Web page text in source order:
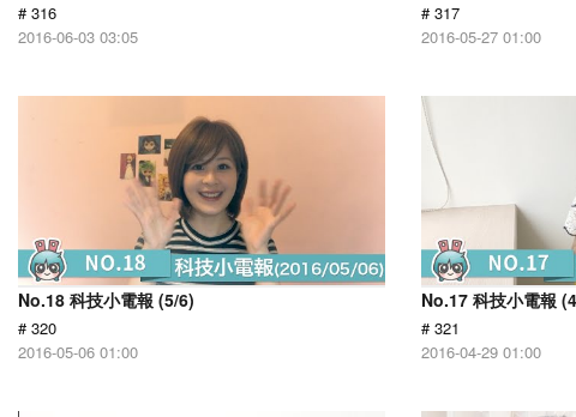
# 316
2016-06-03 03:05
# 317
2016-05-27 01:00
No.18 科技小電報 (5/6)
# 320
2016-05-06 01:00
No.17 科技小電報
# 321
2016-04-29 01:00